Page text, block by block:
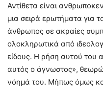
Αντίθετα είναι
μια σειρά ερωτήματα για
άνθρωπος σε ακραίες
ολοκληρωτικά από
είδους. Η ρήση αυτού
αυτός ο άγνωστος», θεωρώ
νόημά του. Μήπως όμως